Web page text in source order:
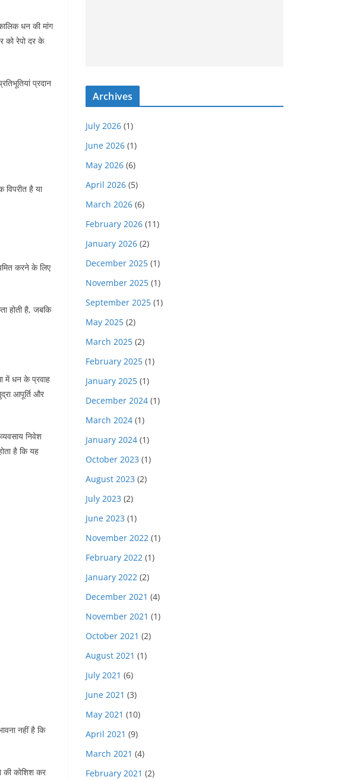
धन की मांग
को रेपो दर के
प्रदान
है या
करने के लिए
होती है, जबकि
में धन के प्रवाह
आपूर्ति और
निवेश
है कि यह
नहीं है कि
की कोशिश कर
Archives
July 2026 (1)
June 2026 (1)
May 2026 (6)
April 2026 (5)
March 2026 (6)
February 2026 (11)
January 2026 (2)
December 2025 (1)
November 2025 (1)
September 2025 (1)
May 2025 (2)
March 2025 (2)
February 2025 (1)
January 2025 (1)
December 2024 (1)
March 2024 (1)
January 2024 (1)
October 2023 (1)
August 2023 (2)
July 2023 (2)
June 2023 (1)
November 2022 (1)
February 2022 (1)
January 2022 (2)
December 2021 (4)
November 2021 (1)
October 2021 (2)
August 2021 (1)
July 2021 (6)
June 2021 (3)
May 2021 (10)
April 2021 (9)
March 2021 (4)
February 2021 (2)